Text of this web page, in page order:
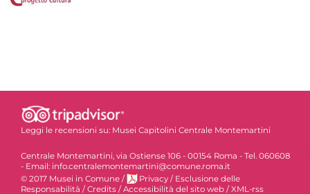
Leggi le recensioni su: Musei Capitolini Centrale Montemartini
Centrale Montemartini, via Ostiense 106 - 00154 Roma - Tel. 060608
- Email: info.centralemontemartini@comune.roma.it
© 2017 Musei in Comune / Privacy / Esclusione delle
Responsabilità / Credits / Accessibilità del sito web / XML-rss